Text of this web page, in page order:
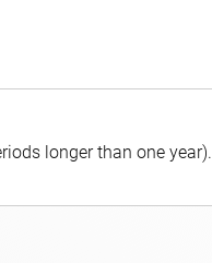
longer than one year).